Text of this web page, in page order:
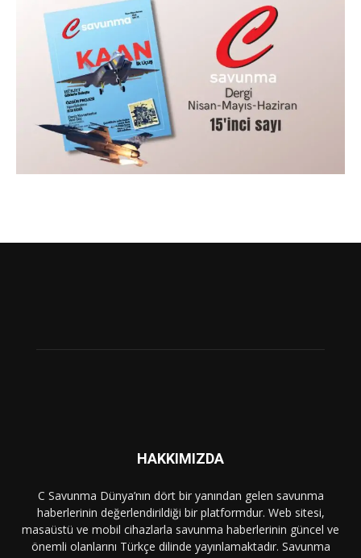
HAKKIMIZDA
C Savunma Dünya’nın dört bir yanından gelen savunma
haberlerinin değerlendirildiği bir platformdur. Web sitesi,
masaüstü ve mobil cihazlarla savunma haberlerinin güncel ve
önemli olanlarını Türkçe dilinde yayınlamaktadır. Savunma